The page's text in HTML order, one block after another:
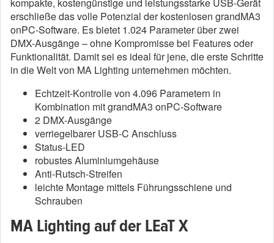
kompakte, kostengünstige und leistungsstarke USB-Gerät
erschließe das volle Potenzial der kostenlosen grandMA3
onPC-Software. Es bietet 1.024 Parameter über zwei
DMX-Ausgänge – ohne Kompromisse bei Features oder
Funktionalität. Damit sei es ideal für jene, die erste Schritte
in die Welt von MA Lighting unternehmen möchten.
Echtzeit-Kontrolle von 4.096 Parametern in
Kombination mit grandMA3 onPC-Software
2 DMX-Ausgänge
verriegelbarer USB-C Anschluss
Status-LED
robustes Aluminiumgehäuse
Anti-Rutsch-Streifen
leichte Montage mittels Führungsschiene und
Schrauben
MA Lighting auf der LEaT X